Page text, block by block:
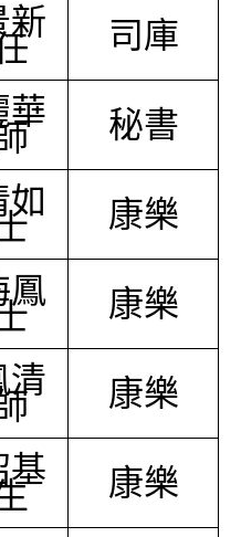
新 司庫
華 秘書
如 康樂
鳳 康樂
清 康樂
基 康樂